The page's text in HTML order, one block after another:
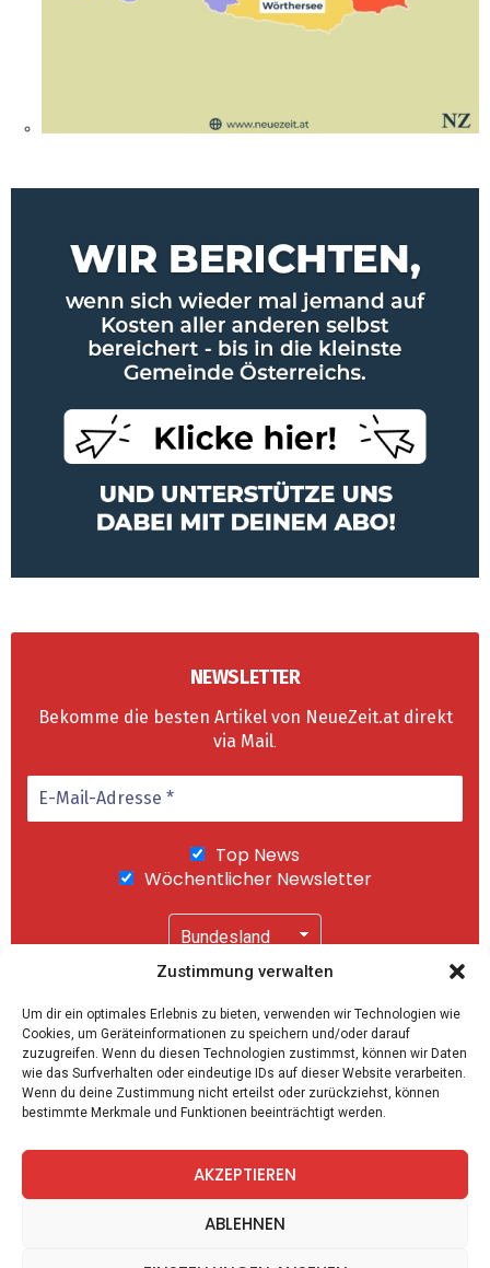
Zustimmung verwalten
Um dir ein optimales Erlebnis zu bieten, verwenden wir Technologien wie
Cookies, um Geräteinformationen zu speichern und/oder darauf
zuzugreifen. Wenn du diesen Technologien zustimmst, können wir Daten
wie das Surfverhalten oder eindeutige IDs auf dieser Website verarbeiten.
Wenn du deine Zustimmung nicht erteilst oder zurückziehst, können
bestimmte Merkmale und Funktionen beeinträchtigt werden.
AKZEPTIEREN
ABLEHNEN
NEWSLETTER
Bekomme die besten Artikel von NeueZeit.at direkt
via Mail.
Top News
Wöchentlicher Newsletter
"Abonnieren" akzeptierst Du unsere
Datenschutzerklärung.
twitter